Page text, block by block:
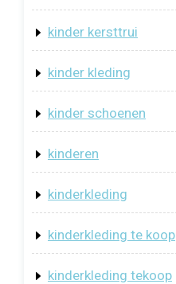
kinder kersttrui
kinder kleding
kinder schoenen
kinderen
kinderkleding
kinderkleding te koop
kinderkleding tekoop